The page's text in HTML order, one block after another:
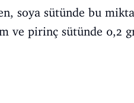
soya sütünde bu
ve pirinç sütünde 0,2